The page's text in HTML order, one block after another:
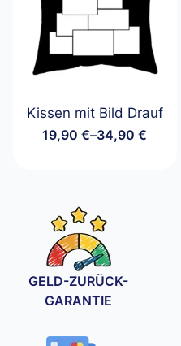
Kissen mit Bild Drauf
19,90€–34,90€
Preisspanne:
GELD-ZURÜCK-
GARANTIE